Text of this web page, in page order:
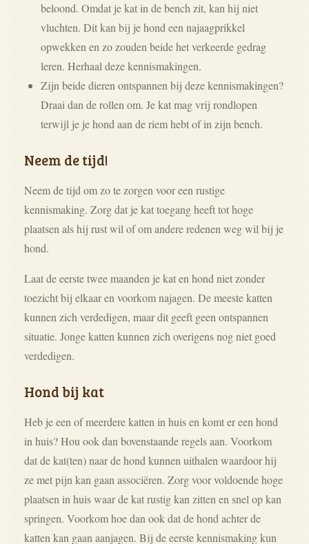
beloond. Omdat je kat in de bench zit, kan hij niet
vluchten. Dit kan bij je hond een najaagprikkel
opwekken en zo zouden beide het verkeerde gedrag
leren. Herhaal deze kennismakingen.
Zijn beide dieren ontspannen bij deze kennismakingen?
Draai dan de rollen om. Je kat mag vrij rondlopen
terwijl je je hond aan de riem hebt of in zijn bench.
Neem de tijd!
Neem de tijd om zo te zorgen voor een rustige
kennismaking. Zorg dat je kat toegang heeft tot hoge
plaatsen als hij rust wil of om andere redenen weg wil bij je
hond.
Laat de eerste twee maanden je kat en hond niet zonder
toezicht bij elkaar en voorkom najagen. De meeste katten
kunnen zich verdedigen, maar dit geeft geen ontspannen
situatie. Jonge katten kunnen zich overigens nog niet goed
verdedigen.
Hond bij kat
Heb je een of meerdere katten in huis en komt er een hond
in huis? Hou ook dan bovenstaande regels aan. Voorkom
dat de kat(ten) naar de hond kunnen uithalen waardoor hij
ze met pijn kan gaan associëren. Zorg voor voldoende hoge
plaatsen in huis waar de kat rustig kan zitten en snel op kan
springen. Voorkom hoe dan ook dat de hond achter de
katten kan gaan aanjagen. Bij de eerste kennismaking kun